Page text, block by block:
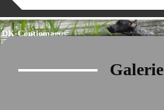
DK-Contiomagus
Galerie